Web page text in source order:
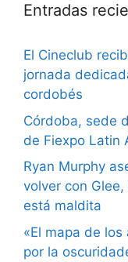
Entradas
El Cineclub
jornada
cordobés
Córdoba, sede
de Fiexpo Latin
Ryan Murphy
volver con
está maldita
«El mapa de
por la